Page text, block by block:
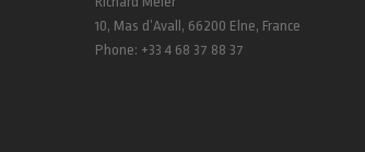
10, Mas d’Avall, 66200 Elne, France
Phone: +33 4 68 37 88 37